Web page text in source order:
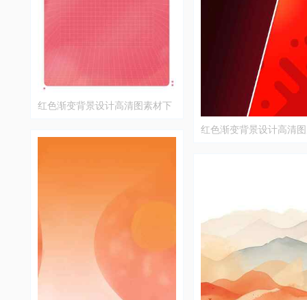
红色渐变背景设计高清图素材下
红色渐变背景设计高清